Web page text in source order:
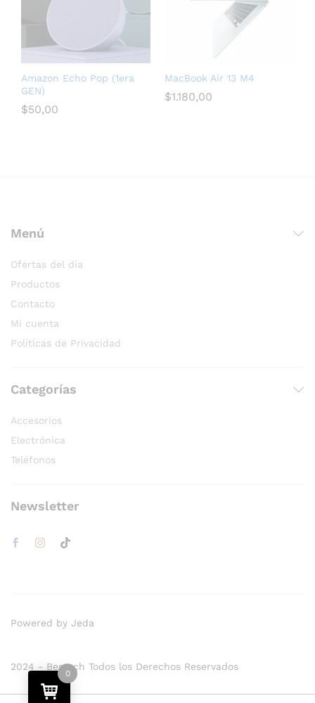
Amazon Echo Pop (1era
GEN)
$50,00
MacBook Air 13 M4
$1.180,00
Menú
Ofertas del día
Productos
Contacto
Mi cuenta
Políticas de Privacidad
Categorías
Accesorios
Electrónica
Teléfonos
Newsletter
2024 - Bestech Todos los Derechos Reservados
Powered by Jeda
0